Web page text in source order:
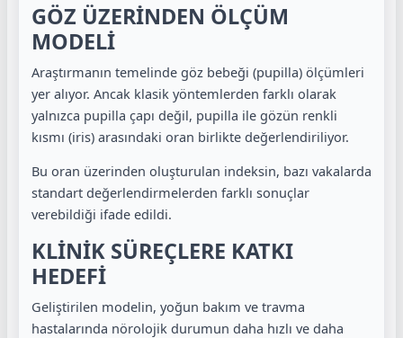
GÖZ ÜZERİNDEN ÖLÇÜM
MODELİ
Araştırmanın temelinde göz bebeği (pupilla) ölçümleri
yer alıyor. Ancak klasik yöntemlerden farklı olarak
yalnızca pupilla çapı değil, pupilla ile gözün renkli
kısmı (iris) arasındaki oran birlikte değerlendiriliyor.
Bu oran üzerinden oluşturulan indeksin, bazı vakalarda
standart değerlendirmelerden farklı sonuçlar
verebildiği ifade edildi.
KLİNİK SÜREÇLERE KATKI
HEDEFİ
Geliştirilen modelin, yoğun bakım ve travma
hastalarında nörolojik durumun daha hızlı ve daha